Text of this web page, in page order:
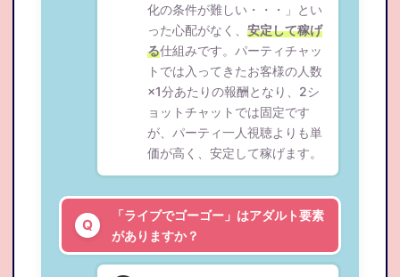
化の条件が難しい・・・」とい
った心配がなく、安定して稼げ
る仕組みです。パーティチャッ
トでは入ってきたお客様の人数
×1分あたりの報酬となり、2シ
ョットチャットでは固定です
が、パーティ一人視聴よりも単
価が高く、安定して稼げます。
「ライブでゴーゴー」はアダルト要素
がありますか？